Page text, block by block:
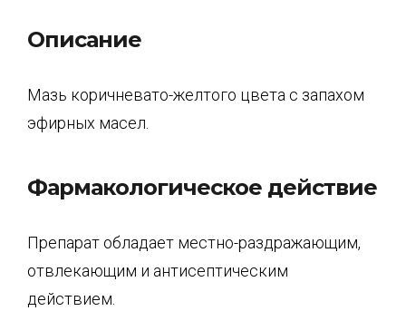
Описание
Мазь коричневато-желтого цвета с запахом
эфирных масел.
Фармакологическое действие
Препарат обладает местно-раздражающим,
отвлекающим и антисептическим
действием.